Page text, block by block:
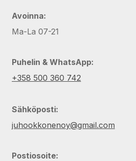
Avoinna:
Ma-La 07-21
Puhelin & WhatsApp:
+358 500 360 742
Sähköposti:
juhookkonenoy@gmail.com
Postiosoite: